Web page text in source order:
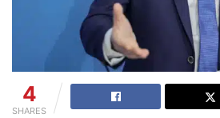
4
SHARES